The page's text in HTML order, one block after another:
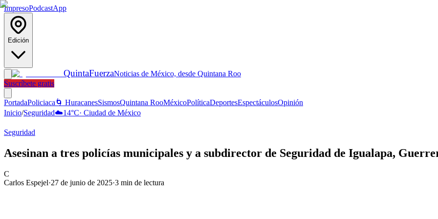
ImpresoPodcastApp
Edición
QuintaFuerzaNoticias de México, desde Quintana Roo
Suscríbete gratis
PortadaPoliciaca 🌀 HuracanesSismosQuintana RooMéxicoPolíticaDeportesEspectáculosOpinión
Inicio/Seguridad☁️14°C· Ciudad de México
Seguridad
Asesinan a tres policías municipales y a subdirector de Seguridad de Igualapa,
C
Carlos Espejel·27 de junio de 2025·3 min de lectura